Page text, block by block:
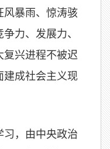
风暴雨、惊涛骇
力、发展力、
复兴进程不被迟
建成社会主义现
习，由中央政治